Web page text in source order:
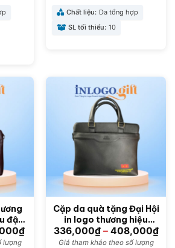
Chất liệu: Da tổng hợp
SL tối thiểu: 10
đậm
CD-
₫
lượng
Cặp da quà tặng Đại Hội
in logo thương hiệu
FADODA CD-07
336,000₫– 408,000₫
Giá tham khảo theo số lượng